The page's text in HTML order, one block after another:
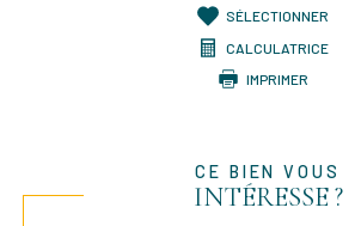
SÉLECTIONNER
CALCULATRICE
IMPRIMER
CE BIEN VOUS
INTÉRESSE ?